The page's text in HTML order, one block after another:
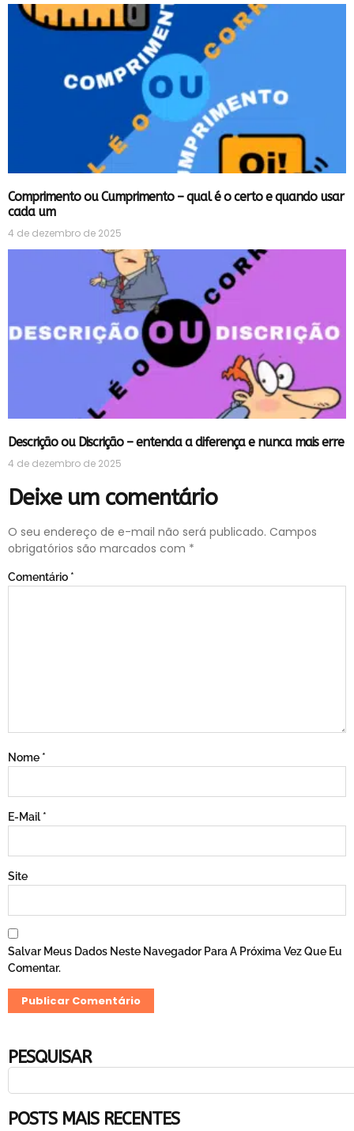
Comprimento ou Cumprimento – qual é o certo e quando usar
cada um
4 de dezembro de 2025
Descrição ou Discrição – entenda a diferença e nunca mais erre
4 de dezembro de 2025
Deixe um comentário
O seu endereço de e-mail não será publicado. Campos
obrigatórios são marcados com *
Comentário *
Nome *
E-Mail *
Site
Salvar Meus Dados Neste Navegador Para A Próxima Vez Que Eu
Comentar.
PESQUISAR
POSTS MAIS RECENTES